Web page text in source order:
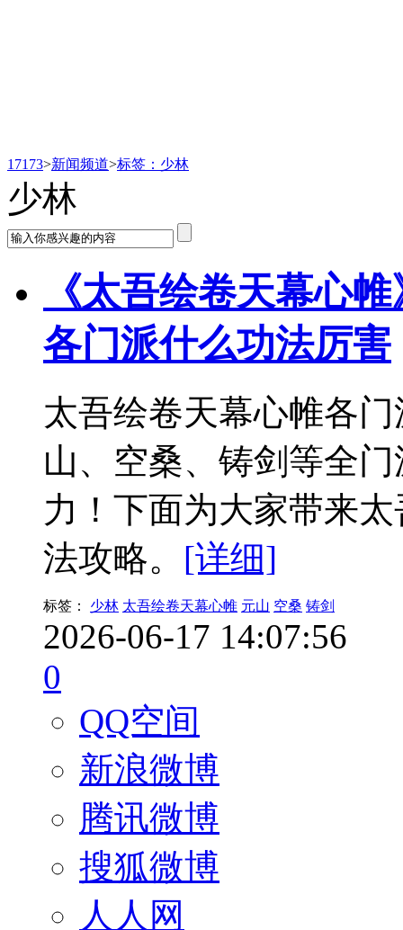
17173>新闻频道>标签：少林
少林
《太吾绘卷天幕心
各门派什么功法厉害
太吾绘卷天幕心帷各
山、空桑、铸剑等全
力！下面为大家带来
法攻略。 [详细]
标签： 少林 太吾绘卷天幕心帷 元山 空桑 铸剑
2026-06-17 14:07:56
0
QQ空间
新浪微博
腾讯微博
搜狐微博
人人网